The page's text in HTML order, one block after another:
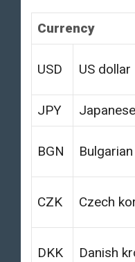
Currency
USD US dollar
JPY
BGN
CZK Czech
DKK Danish